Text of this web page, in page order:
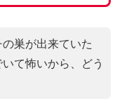
巣が出来ていた
て怖いから、どう